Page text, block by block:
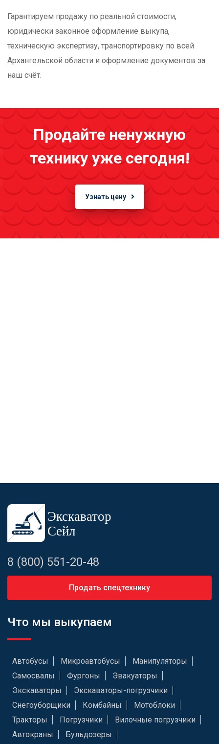
Гарантируем продажу по реальной стоимости,
юридически законное оформление выкупа,
техническую экспертизу, транспортировку по всей
Архангельской области и оформление документов за
наш счёт.
Продайте ненужную
технику уже сегодня!
Узнать цену
8 (800) 551-20-48
Продать спецтехнику
Что мы выкупаем
Автобусы Микроавтобусы
Манипуляторы
Самосвалы
Фургоны
Эвакуаторы
Экскаваторы
Экскаваторы-погрузчики
Снегоуборщики
Комбайны
Мотоблоки
Тракторы
Погрузчики
Вилочные погрузчики
Автокраны
Бульдозеры